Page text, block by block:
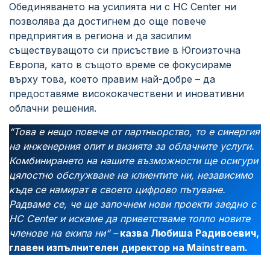
Обединяването на усилията ни с HC Center ни
позволява да достигнем до още повече
предприятия в региона и да засилим
съществуващото си присъствие в Югоизточна
Европа, като в същото време се фокусираме
върху това, което правим най-добре – да
предоставяме висококачествени и иновативни
облачни решения.
“Това е нещо повече от партньорство, то е синергия
на инженерния опит и визията за облачните услуги.
Комбинирането на нашите възможности ще осигури
цялостно обслужване на клиентите ни, независимо
къде се намират в своето цифрово пътуване.
Радваме се, че ще започнем нови проекти заедно с
HC Center и искаме да приветстваме топло новите
членове на екипа ни“ –казва Любиша Радивоевич,
главен изпълнителен директор на Mainstream.